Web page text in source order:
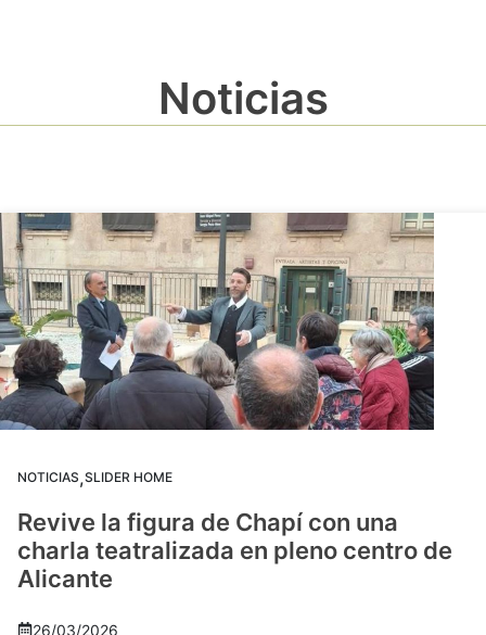
Noticias
NOTICIAS,SLIDER HOME
Revive la figura de Chapí con una
charla teatralizada en pleno centro de
Alicante
26/03/2026